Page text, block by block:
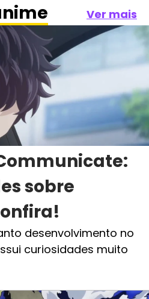
Ver mais
sobre
desenvolvimento no
curiosidades muito